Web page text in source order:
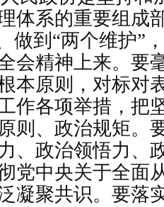
体系的重要组成
做到“两个维护”
会精神上来。要
本原则，对标对
作各项举措，把
则、政治规矩。
、政治领悟力、
党中央关于全面
凝聚共识。要落